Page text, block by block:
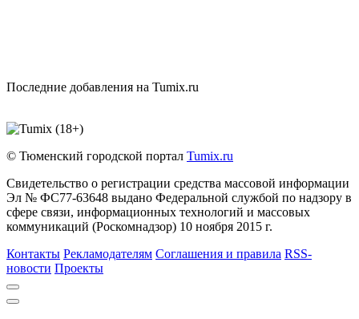
Последние добавления на Tumix.ru
© Тюменский городской портал Tumix.ru
Свидетельство о регистрации средства массовой информации
Эл № ФС77-63648 выдано Федеральной службой по надзору в
сфере связи, информационных технологий и массовых
коммуникаций (Роскомнадзор) 10 ноября 2015 г.
Контакты Рекламодателям Соглашения и правила RSS-
новости Проекты